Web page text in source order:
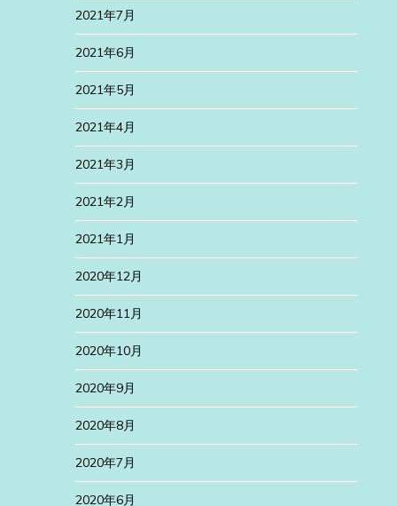
2021年7月
2021年6月
2021年5月
2021年4月
2021年3月
2021年2月
2021年1月
2020年12月
2020年11月
2020年10月
2020年9月
2020年8月
2020年7月
2020年6月